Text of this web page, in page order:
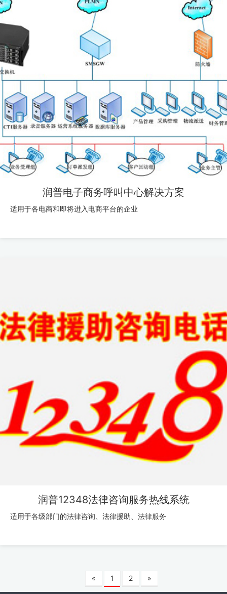
润普电子商务呼叫中心解决方案
适用于各电商和即将进入电商平台的企业
润普12348法律咨询服务热线系统
适用于各级部门的法律咨询、法律援助、法律服务
« 1 2 »